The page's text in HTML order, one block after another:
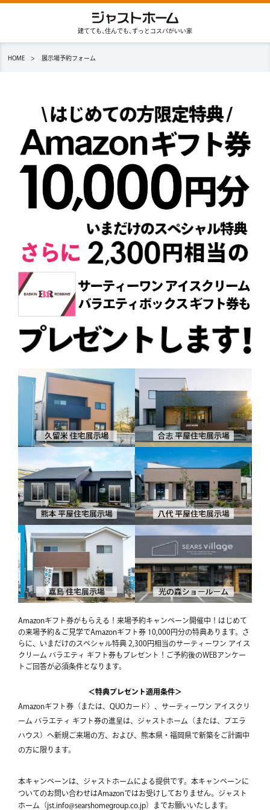
建てても､住んでも､ずっとコスパがいい家
HOME 展示場予約フォーム
Amazonギフト券がもらえる！来場予約キャンペーン開催中！はじめて
の来場予約＆ご見学でAmazonギフト券 10,000円分の特典あります。さ
らに、いまだけのスペシャル特典 2,300円相当のサーティーワン アイス
クリーム バラエティ ギフト券もプレゼント！ご予約後のWEBアンケー
トご回答が必須条件となります。
＜特典プレゼント適用条件＞
Amazonギフト券（または、QUOカード）、サーティーワン アイスクリ
ーム バラエティ ギフト券の進呈は、ジャストホーム（または、ブエラ
ハウス）へ新規ご来場の方、および、熊本県・福岡県で新築をご計画中
の方に限ります。
本キャンペーンは、ジャストホームによる提供です。本キャンペーンに
ついてのお問い合わせはAmazonではお受けしておりません。ジャスト
ホーム（jst.info@searshomegroup.co.jp）までお願いいたします。